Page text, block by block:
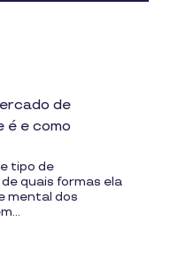
de
é e como
tipo de
quais formas ela
mental dos